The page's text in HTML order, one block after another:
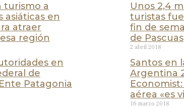
turismo a
asiáticas en
atraer
región
Unos 2,4
turistas
fin de
de Pascuas
2 abril 2018
en
de
Patagonia
Santos en
Argentina
aérea «es
16 marzo 2018